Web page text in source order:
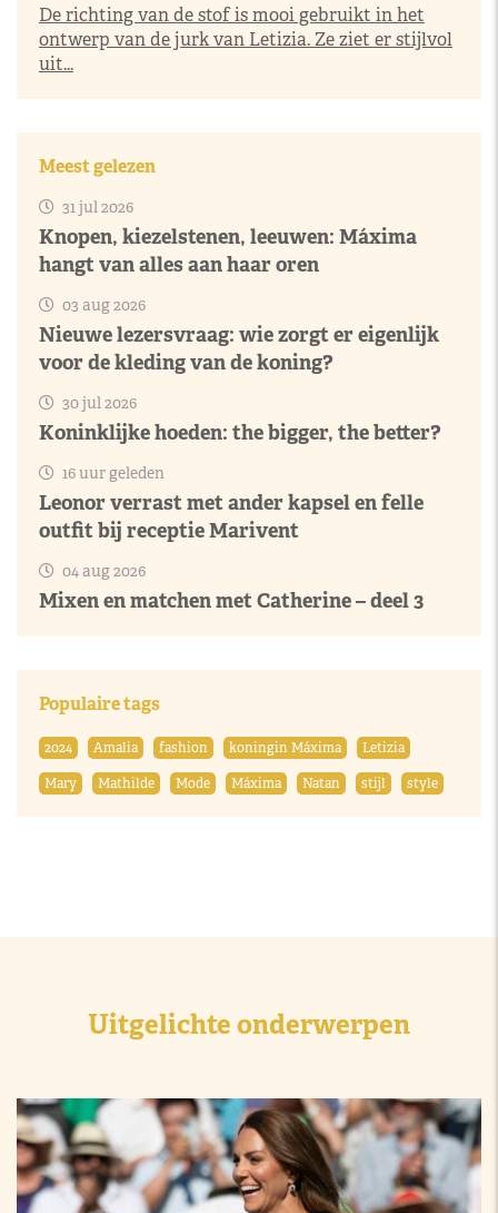
De richting van de stof is mooi gebruikt in het
ontwerp van de jurk van Letizia. Ze ziet er stijlvol
uit...
Meest gelezen
31 jul 2026
Knopen, kiezelstenen, leeuwen: Máxima
hangt van alles aan haar oren
03 aug 2026
Nieuwe lezersvraag: wie zorgt er eigenlijk
voor de kleding van de koning?
30 jul 2026
Koninklijke hoeden: the bigger, the better?
16 uur geleden
Leonor verrast met ander kapsel en felle
outfit bij receptie Marivent
04 aug 2026
Mixen en matchen met Catherine – deel 3
Populaire tags
2024 Amalia fashion koningin Máxima
Letizia
Mary
Mathilde Mode Máxima Natan stijl style
Uitgelichte onderwerpen